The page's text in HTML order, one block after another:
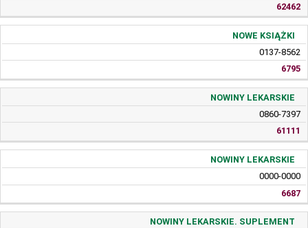
62462
NOWE KSIĄŻKI
0137-8562
6795
NOWINY LEKARSKIE
0860-7397
61111
NOWINY LEKARSKIE
0000-0000
6687
NOWINY LEKARSKIE. SUPLEMENT